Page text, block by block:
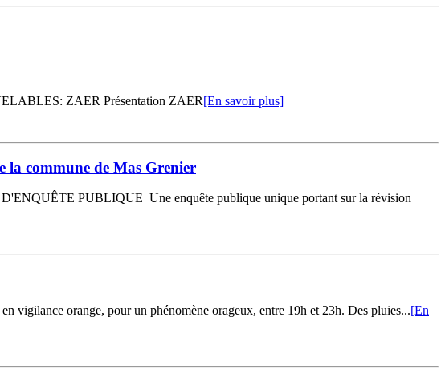
ZAER Présentation ZAER[En savoir plus]
la commune de Mas Grenier
PUBLIQUE Une enquête publique unique portant sur la révision
vigilance orange, pour un phénomène orageux, entre 19h et 23h. Des pluies...[En